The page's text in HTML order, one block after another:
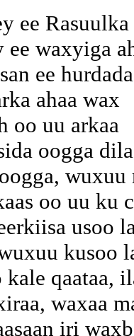
ee Rasuulka
ee waxyiga
ee
ahaa wax
oo uu arkaa
oogga
oo uu ku
usoo
kusoo
kale qaataa,
waxaa
iri